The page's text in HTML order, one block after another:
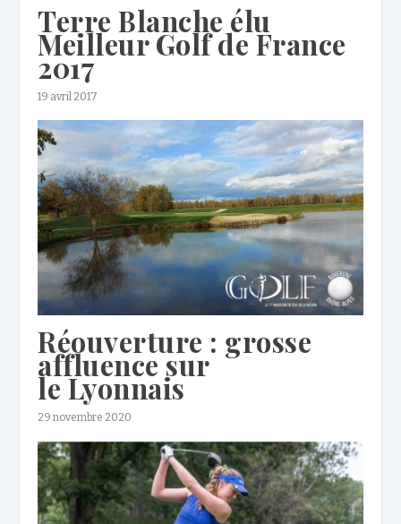
Terre Blanche élu
Meilleur Golf de France
2017
19 avril 2017
Réouverture : grosse
affluence sur
le Lyonnais
29 novembre 2020